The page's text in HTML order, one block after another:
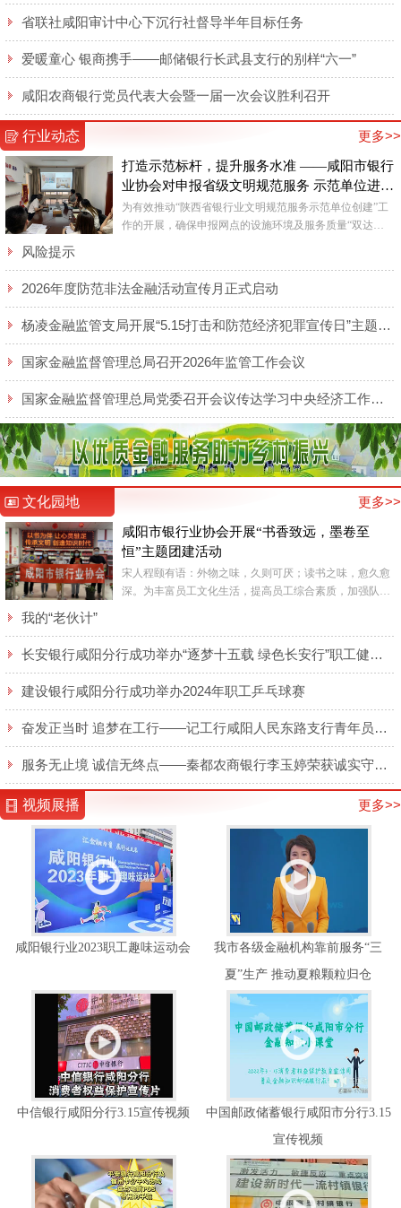
省联社咸阳审计中心下沉行社督导半年目标任务
爱暖童心 银商携手——邮储银行长武县支行的别样“六一”
咸阳农商银行党员代表大会暨一届一次会议胜利召开
行业动态 更多>>
打造示范标杆，提升服务水准 ——咸阳市银行
业协会对申报省级文明规范服务 示范单位进行
督查
为有效推动“陕西省银行业文明规范服务示范单位创建”工
作的开展，确保申报网点的设施环境及服务质量“双达
风险提示
2026年度防范非法金融活动宣传月正式启动
杨凌金融监管支局开展“5.15打击和防范经济犯罪宣传日”主题宣传活动
国家金融监督管理总局召开2026年监管工作会议
国家金融监督管理总局党委召开会议传达学习中央经济工作会议精神
文化园地 更多>>
咸阳市银行业协会开展“书香致远，墨卷至
恒”主题团建活动
宋人程颐有语：外物之味，久则可厌；读书之味，愈久愈
深。为丰富员工文化生活，提高员工综合素质，加强队伍
我的“老伙计”
长安银行咸阳分行成功举办“逐梦十五载 绿色长安行”职工健步走活动
建设银行咸阳分行成功举办2024年职工乒乓球赛
奋发正当时 追梦在工行——记工行咸阳人民东路支行青年员工侯梦莹
服务无止境 诚信无终点——秦都农商银行李玉婷荣获诚实守信类“秦都好人”表彰
视频展播 更多>>
咸阳银行业2023职工趣味运动会
我市各级金融机构靠前服务“三
夏”生产 推动夏粮颗粒归仓
中信银行咸阳分行3.15宣传视频
中国邮政储蓄银行咸阳市分行3.15
宣传视频